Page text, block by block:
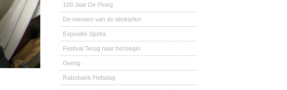
100 Jaar De Ploeg
De mensen van de strokarton
Expositie Spolia
Festival Terug naar het begin
Overig
Rabobank Fietsdag